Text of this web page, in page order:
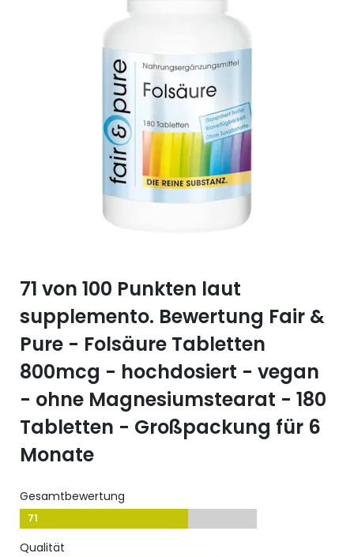
Selen (Se)
Silicium (Si)
Zink (Zn)
Vitamin B12
Vitamin C
Vitamin D
Vitamin E
Vitamin K
Vitamin Q (Q10)
71 von 100 Punkten laut
supplemento. Bewertung Fair &
Pure - Folsäure Tabletten
800mcg - hochdosiert - vegan
- ohne Magnesiumstearat - 180
Tabletten - Großpackung für 6
Monate
Gesamtbewertung
71
Qualität